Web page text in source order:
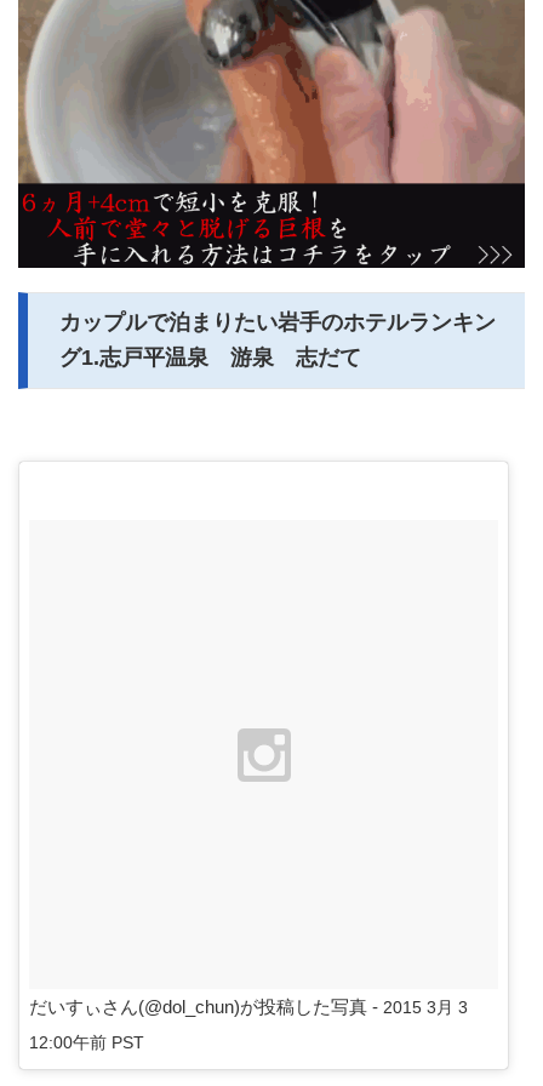
カップルで泊まりたい岩手のホテルランキン
グ1.志戸平温泉 游泉 志だて
だいすぃさん(@dol_chun)が投稿した写真 - 2015 3月 3
12:00午前 PST